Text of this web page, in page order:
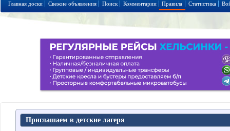
Главная доски Свежие объявления Поиск Комментарии Правила Статистика
Приглашаем в детские лагеря